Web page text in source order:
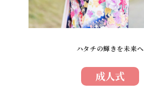
ハタチの輝きを未来へ
成人式